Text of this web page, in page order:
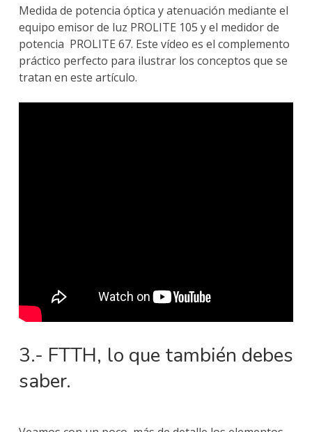
Medida de potencia óptica y atenuación mediante el
equipo emisor de luz PROLITE 105 y el medidor de
potencia PROLITE 67. Este vídeo es el complemento
práctico perfecto para ilustrar los conceptos que se
tratan en este artículo.
3.- FTTH, lo que también debes
saber.